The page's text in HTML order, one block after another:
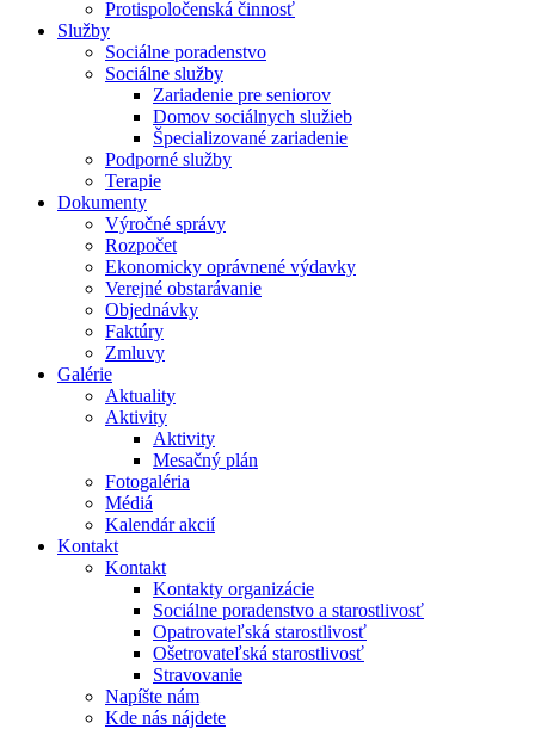
Protispoločenská činnosť
Služby
Sociálne poradenstvo
Sociálne služby
Zariadenie pre seniorov
Domov sociálnych služieb
Špecializované zariadenie
Podporné služby
Terapie
Dokumenty
Výročné správy
Rozpočet
Ekonomicky oprávnené výdavky
Verejné obstarávanie
Objednávky
Faktúry
Zmluvy
Galérie
Aktuality
Aktivity
Aktivity
Mesačný plán
Fotogaléria
Médiá
Kalendár akcií
Kontakt
Kontakt
Kontakty organizácie
Sociálne poradenstvo a starostlivosť
Opatrovateľská starostlivosť
Ošetrovateľská starostlivosť
Stravovanie
Napíšte nám
Kde nás nájdete